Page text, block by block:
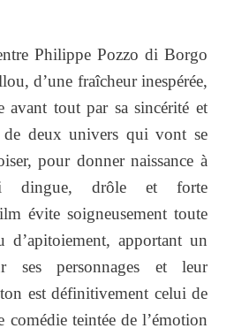
Philippe Pozzo di Borgo
d’une fraîcheur inespérée,
avant tout par sa sincérité et
deux univers qui vont se
pour donner naissance à
dingue, drôle et forte
évite soigneusement toute
d’apitoiement, apportant un
ses personnages et leur
est définitivement celui de
comédie teintée de l’émotion